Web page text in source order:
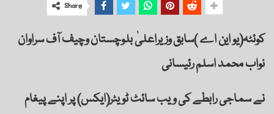
Share
کوئٹہ(یو این اے )سابق وزیراعلیٰ بلوچستان وچیف آف سراوان
نواب محمد اسلم رئیسانی
نے سماجی رابطے کی ویب سائٹ ٹویٹر(ایکس) پر اپنے پیغام